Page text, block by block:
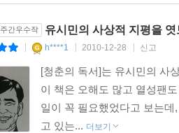
주간우수작 유시민의 사상적 지평을
h****1 2010-12-28 신고
[청춘의 독서]는 유시민의 사
이 책은 오해도 많고 열성팬
일이 꼭 필요했었다고 보는
고 있는... 더보기